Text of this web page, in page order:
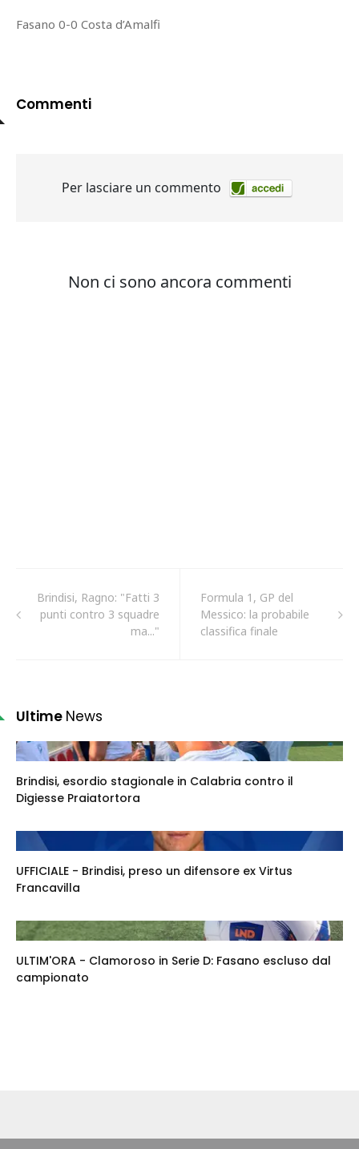
Fasano 0-0 Costa d’Amalfi
Commenti
Brindisi, Ragno: "Fatti 3
punti contro 3 squadre
ma..."
Formula 1, GP del
Messico: la probabile
classifica finale
Ultime News
Brindisi, esordio stagionale in Calabria contro il
Digiesse Praiatortora
UFFICIALE - Brindisi, preso un difensore ex Virtus
Francavilla
ULTIM'ORA - Clamoroso in Serie D: Fasano escluso dal
campionato